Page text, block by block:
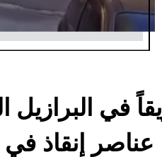
في
عناصر إنقاذ